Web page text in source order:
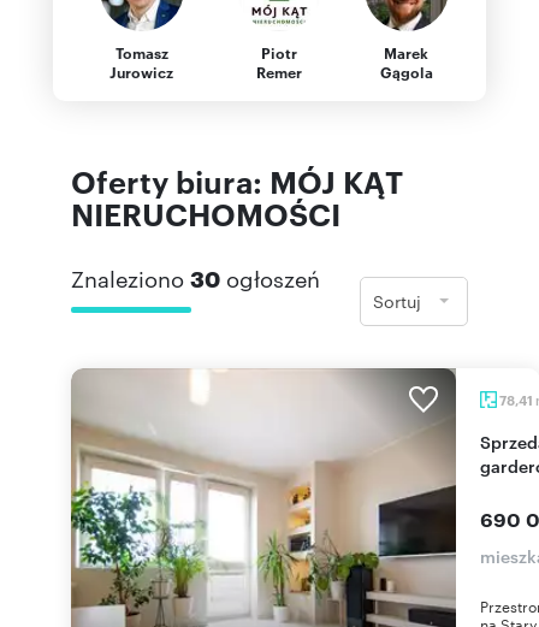
Tomasz
Jurowicz
Piotr
Remer
Marek
Gągola
Oferty biura: MÓJ KĄT
NIERUCHOMOŚCI
Znaleziono 30 ogłoszeń
Sortuj
78,41
Sprzedam przestronne 3-pokojowe mieszkanie z
690